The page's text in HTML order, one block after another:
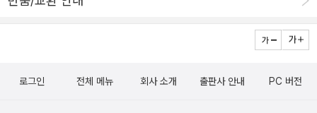
정 이끌려야 한다, 막연한 생각….2008년 초 출간되어 화제를 모았
작 SF 단편집이 황금가지에서 출간되었다. 외계 생명체와 소통하고
등 젊은 SF 작가 10인의 기상천외한 발상이 매력적인 <유, 로봇>은
로그인 전체 메뉴 회사 소개 출판사 안내 PC 버전